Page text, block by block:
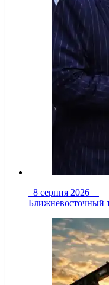
8 серпня 2026
Ближневосточный